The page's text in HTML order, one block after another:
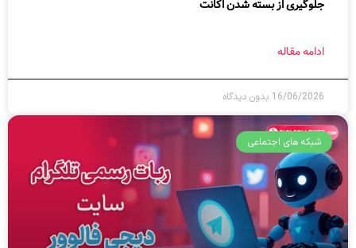
جلوگیری از بسته شدن اکانت
ادامه مقاله
16/06/2026 بدون دیدگاه
شبکه های اجتماعی